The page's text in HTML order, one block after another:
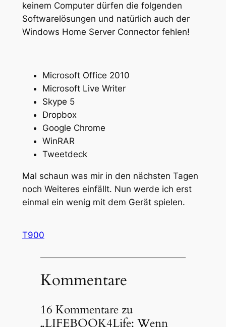
keinem Computer dürfen die folgenden
Softwarelösungen und natürlich auch der
Windows Home Server Connector fehlen!
Microsoft Office 2010
Microsoft Live Writer
Skype 5
Dropbox
Google Chrome
WinRAR
Tweetdeck
Mal schaun was mir in den nächsten Tagen
noch Weiteres einfällt. Nun werde ich erst
einmal ein wenig mit dem Gerät spielen.
T900
Kommentare
16 Kommentare zu
„LIFEBOOK4Life: Wenn